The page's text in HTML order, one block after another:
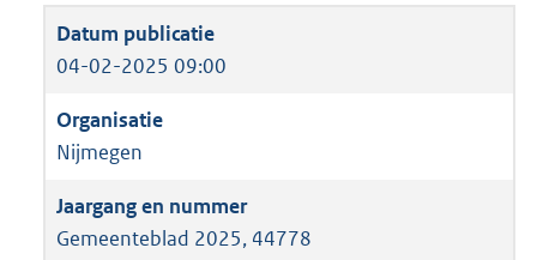
04-02-2025 09:00
Nijmegen
Gemeenteblad 2025, 44778